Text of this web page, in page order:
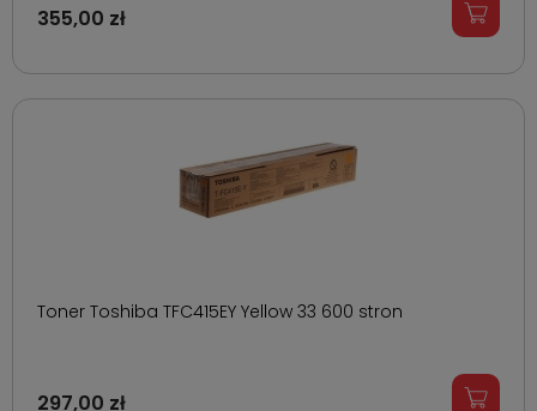
355,00 zł
Toner Toshiba TFC415EY Yellow 33 600 stron
297,00 zł